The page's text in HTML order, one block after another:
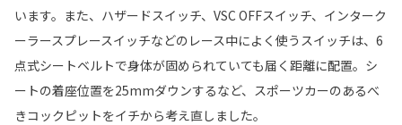
います。また、ハザードスイッチ、VSC OFFスイッチ、インターク
ーラースプレースイッチなどのレース中によく使うスイッチは、6
点式シートベルトで身体が固められていても届く距離に配置。シ
ートの着座位置を25mmダウンするなど、スポーツカーのあるべ
きコックピットをイチから考え直しました。